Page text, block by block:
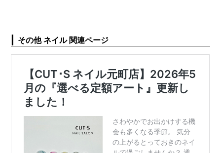
| その他 ネイル 関連ページ